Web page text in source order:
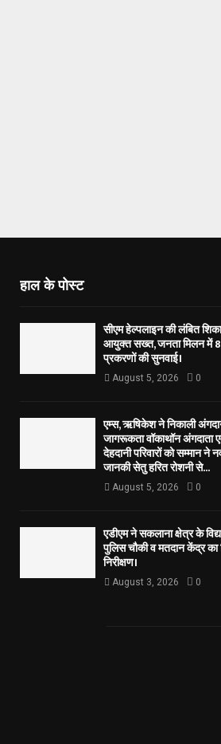
हाल के पोस्ट
सीएम हेल्पलाइन की लंबित
आयुक्त सख्त, जनता मिलन में
प्रकरणों की सुनवाई।
August 5, 2026 0
एम्स, ऋषिकेश ने निकाली
जागरूकता वॉकाथॉन अंगदाता
देहदानी परिवारों को सम्मान ने
जानकी सेतु हरित रोशनी से...
August 5, 2026 0
एडीएम ने सकलाना क्षेत्र के
पुलिस चौकी व मतदान केंद्र का
निरीक्षण।
August 3, 2026 0